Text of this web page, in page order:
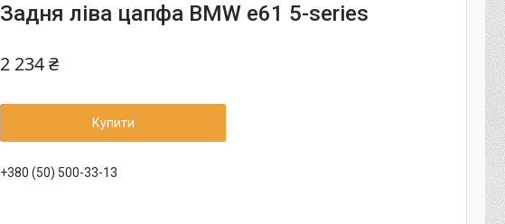
Задня ліва цапфа BMW e61 5-series
2 234 ₴
Купити
+380 (50) 500-33-13